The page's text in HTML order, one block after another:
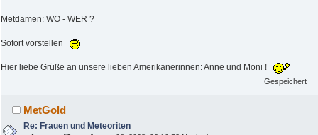
Metdamen: WO - WER ?
Sofort vorstellen
Hier liebe Grüße an unsere lieben Amerikanerinnen: Anne und Moni !
Gespeichert
MetGold
Re: Frauen und Meteoriten